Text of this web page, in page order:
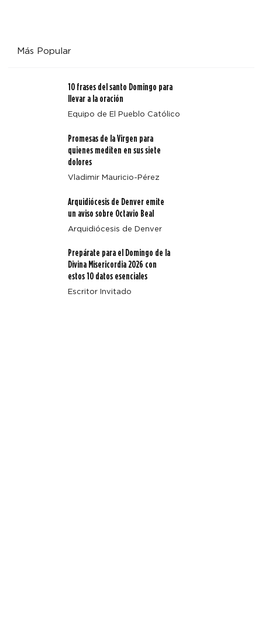
Más Popular
10 frases del santo Domingo para
llevar a la oración
Equipo de El Pueblo Católico
Promesas de la Virgen para
quienes mediten en sus siete
dolores
Vladimir Mauricio-Pérez
Arquidiócesis de Denver emite
un aviso sobre Octavio Beal
Arquidiócesis de Denver
Prepárate para el Domingo de la
Divina Misericordia 2026 con
estos 10 datos esenciales
Escritor Invitado